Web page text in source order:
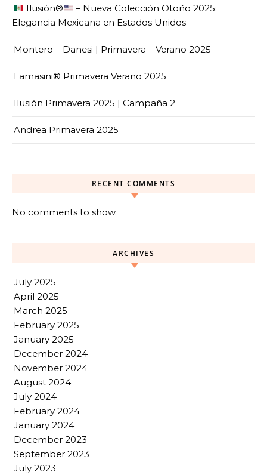
Ilusión®️
– Nueva Colección Otoño 2025:
Elegancia Mexicana en Estados Unidos
Montero – Danesi | Primavera – Verano 2025
Lamasini® Primavera Verano 2025
Ilusión Primavera 2025 | Campaña 2
Andrea Primavera 2025
RECENT COMMENTS
No comments to show.
ARCHIVES
July 2025
April 2025
March 2025
February 2025
January 2025
December 2024
November 2024
August 2024
July 2024
February 2024
January 2024
December 2023
September 2023
July 2023